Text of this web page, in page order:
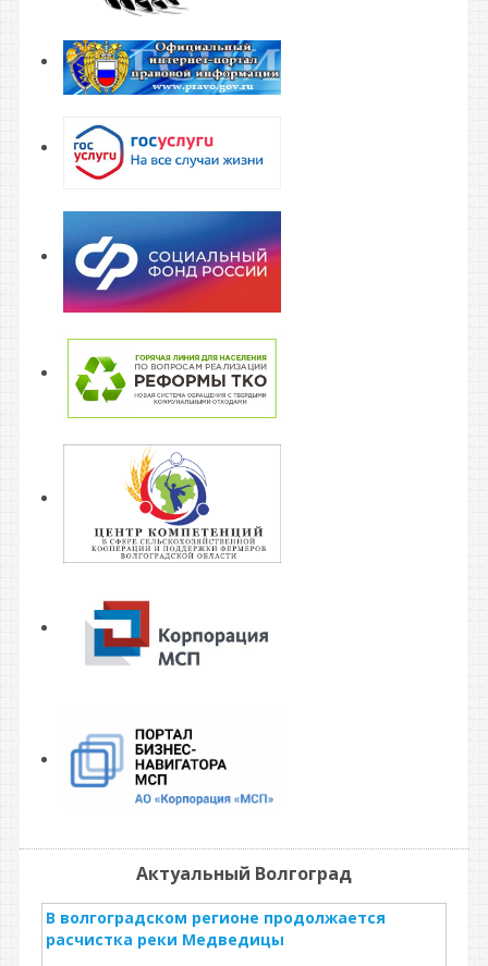
Актуальный Волгоград
В волгоградском регионе продолжается
расчистка реки Медведицы